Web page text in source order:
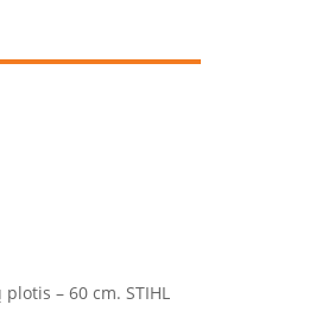
– 60 cm. STIHL